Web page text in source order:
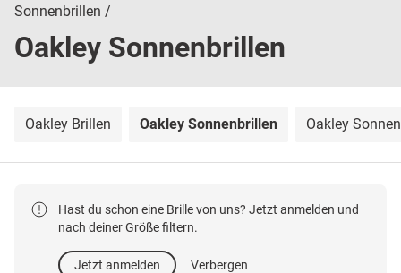
Sonnenbrillen
Oakley Sonnenbrillen
Oakley Brillen Oakley Sonnenbrillen Oakley
Hast du schon eine Brille von uns? Jetzt anmelden und
nach deiner Größe filtern.
Jetzt anmelden Verbergen